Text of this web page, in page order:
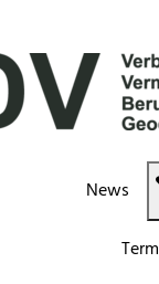
News